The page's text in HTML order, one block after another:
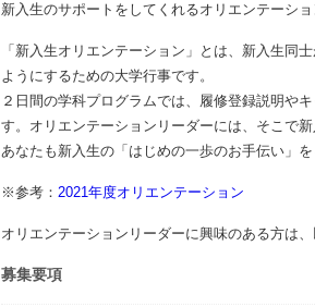
新入生のサポートをしてくれるオリエンテーシ
「新入生オリエンテーション」とは、新入生同
ようにするための大学行事です。
２日間の学科プログラムでは、履修登録説明や
す。オリエンテーションリーダーには、そこで
あなたも新入生の「はじめの一歩のお手伝い」
※参考： 2021年度オリエンテーション
オリエンテーションリーダーに興味のある方は
募集要項